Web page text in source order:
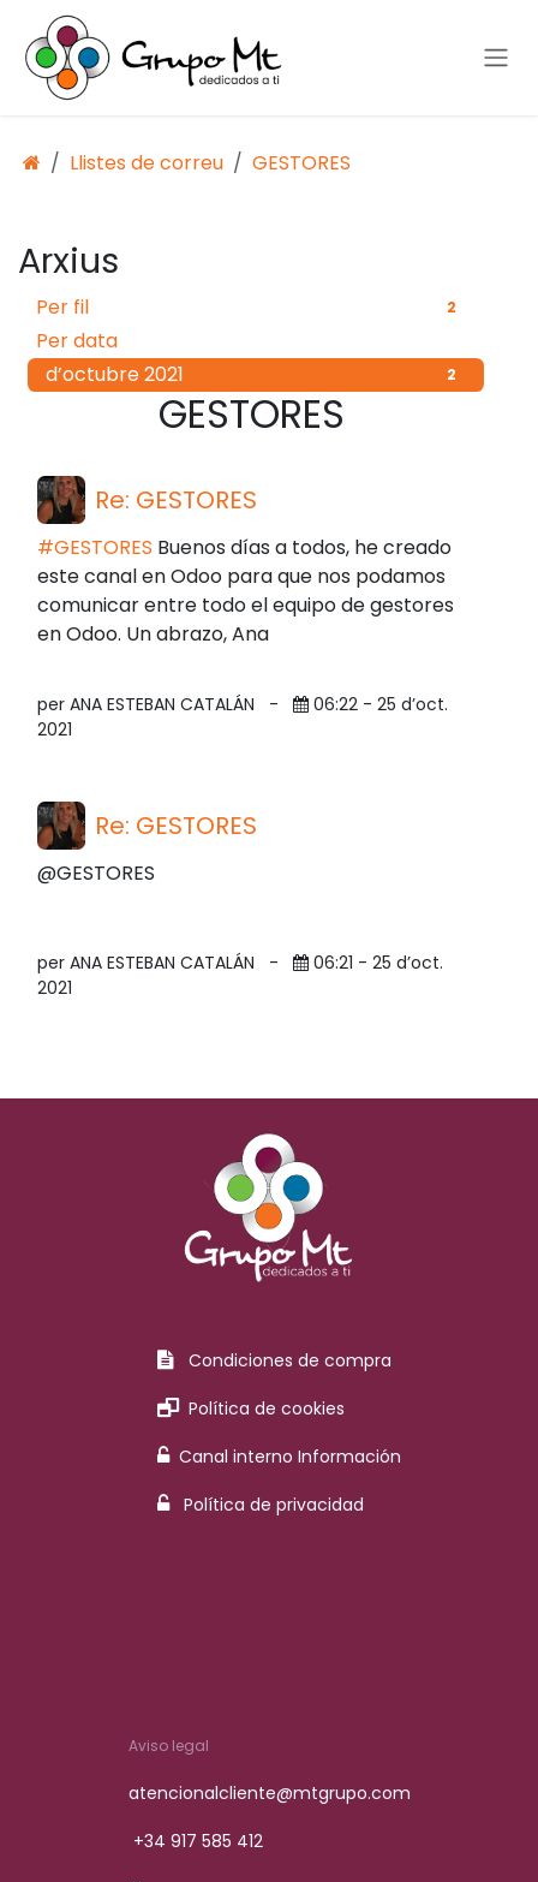
Skip to Content
Llistes de correu GESTORES
Arxius
Per fil 2
Per data
d’octubre 2021
2
GESTORES
Re: GESTORES
#GESTORES Buenos días a todos, he creado
este canal en Odoo para que nos podamos
comunicar entre todo el equipo de gestores
en Odoo. Un abrazo, Ana
per ANA ESTEBAN CATALÁN -
06:22 - 25 d’oct.
2021
Re: GESTORES
@GESTORES
per ANA ESTEBAN CATALÁN -
06:21 - 25 d’oct.
2021
Condiciones de compra
Política de cookies
Canal interno Información
Política de privacidad
Aviso legal
atencionalcliente@mtgrupo.com
+34 917 585 412